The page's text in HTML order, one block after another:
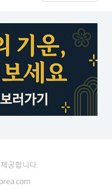
공합니다.